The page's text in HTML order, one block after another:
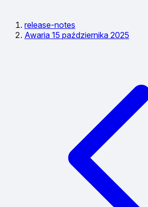
release-notes
Awaria 15 października 2025